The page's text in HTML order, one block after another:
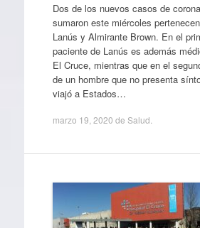
Dos de los nuevos casos de
sumaron este miércoles
Lanús y Almirante Brown. En el
paciente de Lanús es además
El Cruce, mientras que en el
de un hombre que no presenta
viajó a Estados…
marzo 19, 2020 de Salud